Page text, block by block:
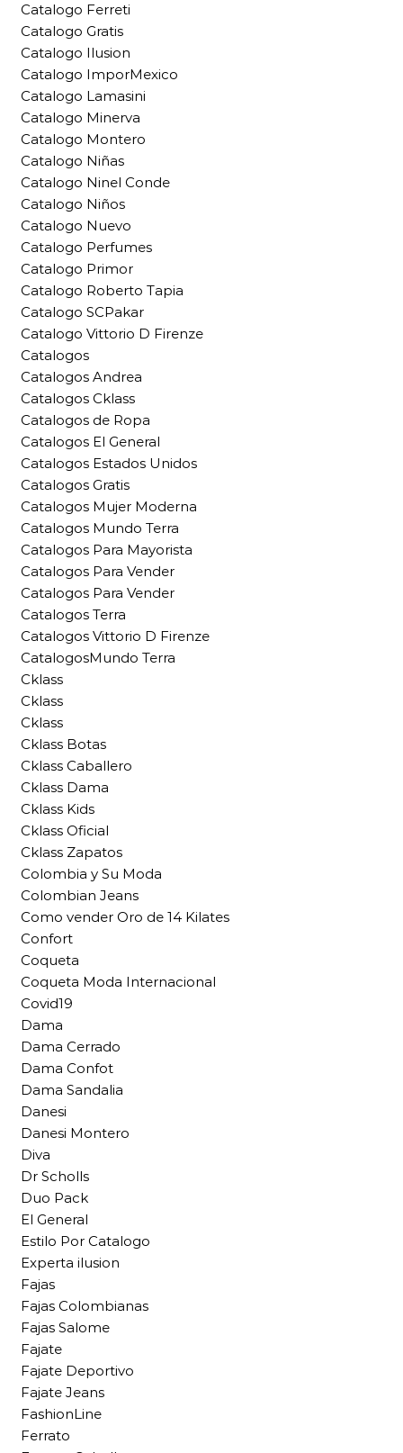
Catalogo Ferreti
Catalogo Gratis
Catalogo Ilusion
Catalogo ImporMexico
Catalogo Lamasini
Catalogo Minerva
Catalogo Montero
Catalogo Niñas
Catalogo Ninel Conde
Catalogo Niños
Catalogo Nuevo
Catalogo Perfumes
Catalogo Primor
Catalogo Roberto Tapia
Catalogo SCPakar
Catalogo Vittorio D Firenze
Catalogos
Catalogos Andrea
Catalogos Cklass
Catalogos de Ropa
Catalogos El General
Catalogos Estados Unidos
Catalogos Gratis
Catalogos Mujer Moderna
Catalogos Mundo Terra
Catalogos Para Mayorista
Catalogos Para Vender
Catalogos Para Vender
Catalogos Terra
Catalogos Vittorio D Firenze
CatalogosMundo Terra
Cklass
Cklass
Cklass
Cklass Botas
Cklass Caballero
Cklass Dama
Cklass Kids
Cklass Oficial
Cklass Zapatos
Colombia y Su Moda
Colombian Jeans
Como vender Oro de 14 Kilates
Confort
Coqueta
Coqueta Moda Internacional
Covid19
Dama
Dama Cerrado
Dama Confot
Dama Sandalia
Danesi
Danesi Montero
Diva
Dr Scholls
Duo Pack
El General
Estilo Por Catalogo
Experta ilusion
Fajas
Fajas Colombianas
Fajas Salome
Fajate
Fajate Deportivo
Fajate Jeans
FashionLine
Ferrato